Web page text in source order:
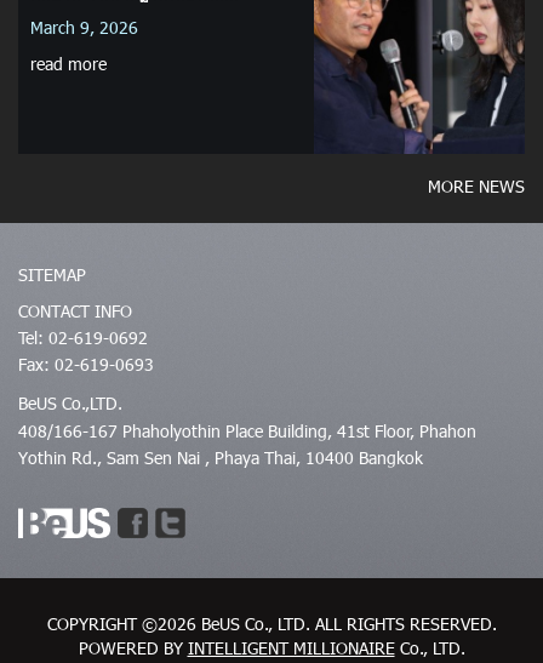
March 9, 2026
read more
MORE NEWS
SITEMAP
CONTACT INFO
Tel: 02-619-0692
Fax: 02-619-0693
BeUS Co.,LTD.
408/166-167 Phaholyothin Place Building, 41st Floor, Phahon
Yothin Rd., Sam Sen Nai , Phaya Thai, 10400 Bangkok
COPYRIGHT ©2026 BeUS Co., LTD. ALL RIGHTS RESERVED.
POWERED BY INTELLIGENT MILLIONAIRECo., LTD.